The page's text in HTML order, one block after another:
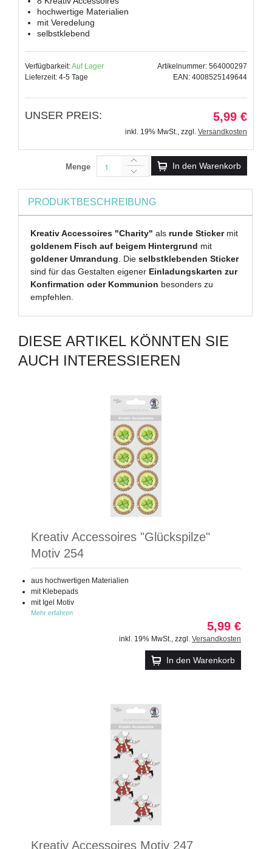
hochwertige Materialien
mit Veredelung
selbstklebend
Verfügbarkeit:Auf Lager
Lieferzeit: 4-5 Tage
Artikelnummer: 564000297
EAN: 4008525149644
UNSER PREIS: 5,99 €
inkl. 19% MwSt., zzgl. Versandkosten
Menge In den Warenkorb
PRODUKTBESCHREIBUNG
Kreativ Accessoires "Charity" als runde Stickermit
goldenem Fisch auf beigem Hintergrund mit
goldener Umrandung. Dieselbstklebenden Sticker
sind für das Gestalten eigener Einladungskarten zur
Konfirmation oder Kommunion besonders zu
empfehlen.
DIESE ARTIKEL KÖNNTEN SIE
AUCH INTERESSIEREN
Kreativ Accessoires "Glückspilze"
Motiv 254
aus hochwertigen Materialien
mit Klebepads
mit Igel Motiv
Mehr erfahren
5,99 €
inkl. 19% MwSt. zzgl. Versandkosten
In den Warenkorb
Kreativ Accessoires Motiv 247